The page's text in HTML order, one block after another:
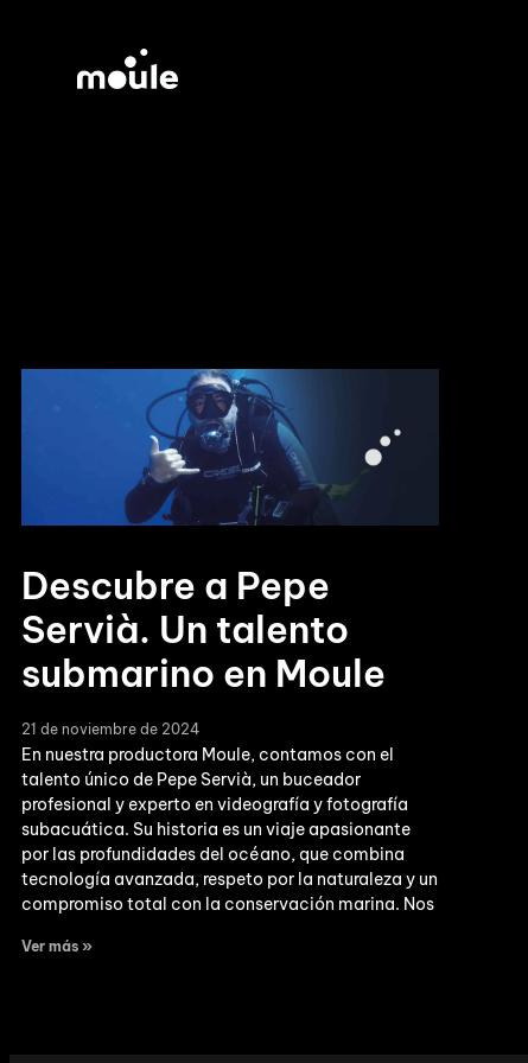
Descubre a Pepe
Servià. Un talento
submarino en Moule
21 de noviembre de 2024
En nuestra productora Moule, contamos con el
talento único de Pepe Servià, un buceador
profesional y experto en videografía y fotografía
subacuática. Su historia es un viaje apasionante
por las profundidades del océano, que combina
tecnología avanzada, respeto por la naturaleza y un
compromiso total con la conservación marina. Nos
Ver más »